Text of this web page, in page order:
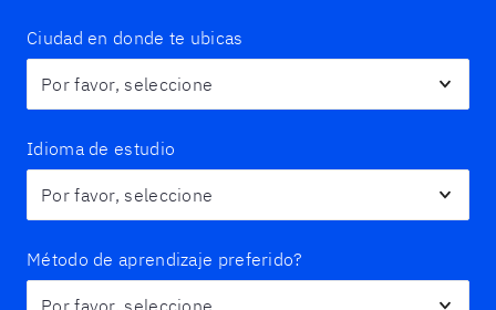
Ciudad en donde te ubicas
Idioma de estudio
Método de aprendizaje preferido?